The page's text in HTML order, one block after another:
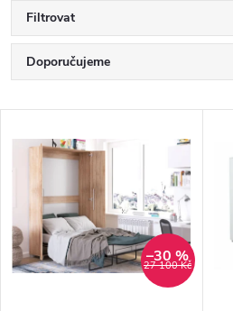
Filtrovat
a
í
p
Doporučujeme
Abecedně
i
s
27 100 Kč
–30 %